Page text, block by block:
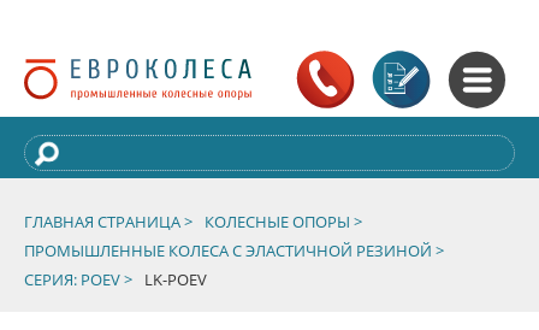
ГЛАВНАЯ СТРАНИЦА >
КОЛЕСНЫЕ ОПОРЫ >
ПРОМЫШЛЕННЫЕ КОЛЕСА С ЭЛАСТИЧНОЙ РЕЗИНОЙ >
СЕРИЯ: POEV >
LK-POEV